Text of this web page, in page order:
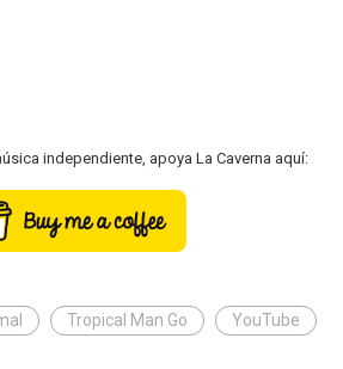
independiente, apoya La Caverna aquí:
Tropical Man Go YouTube